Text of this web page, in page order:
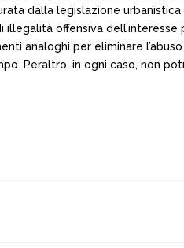
dalla legislazione
offensiva
analoghi per eliminare l’abuso
Peraltro, in ogni caso, non